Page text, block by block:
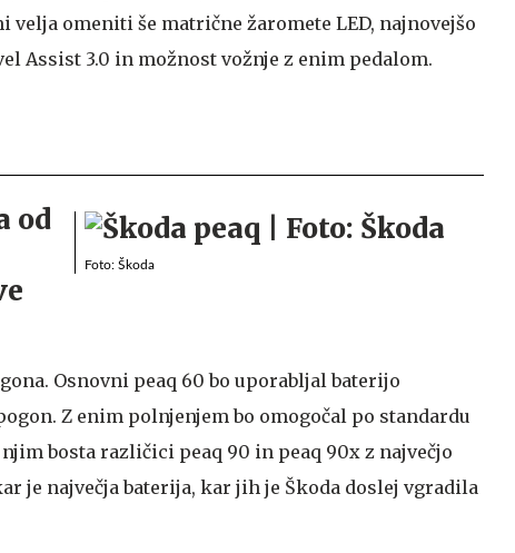
omeniti še matrične žaromete LED, najnovejšo
Assist 3.0 in možnost vožnje z enim pedalom.
Foto: Škoda
od
Osnovni peaq 60 bo uporabljal baterijo
Z enim polnjenjem bo omogočal po standardu
bosta različici peaq 90 in peaq 90x z največjo
je največja baterija, kar jih je Škoda doslej vgradila